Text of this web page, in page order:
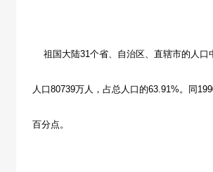
祖国大陆31个省、自治区、直辖市的人口
人口80739万人，占总人口的63.91%。同
百分点。